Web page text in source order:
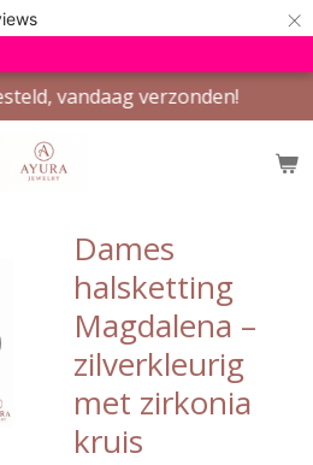
×
vandaag verzonden!
Dames
halsketting
Magdalena –
zilverkleurig
met zirkonia
kruis